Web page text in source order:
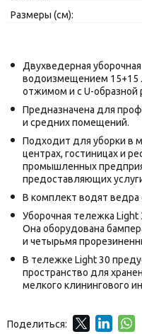
Размеры (см):
Двухведерная
водоизмещением 15+15
отжимом и с U-образной
Предназначена для
и средних помещений.
Подходит для уборки в
центрах, гостиницах и
промышленных
предоставляющих
В комплект водят ведра
Уборочная тележка
Она оборудована
и четырьмя
В тележке Light 30
пространство для
мелкого клинингового
Поделиться: